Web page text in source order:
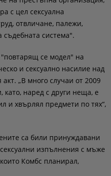
с цел сексуална
отвличане, палежи,
съдебната система".
се модел" на
и сексуално насилие над
„В много случаи от 2009
като, наред с други неща, е
и хвърлял предмети по тях“,
са били принуждавани
изпълнения с мъже
Комбс планирал,